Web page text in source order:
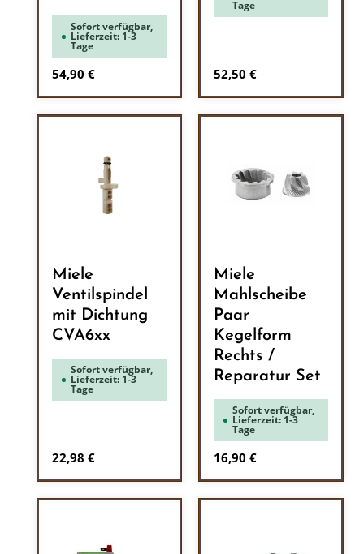
Sofort verfügbar,
Lieferzeit: 1-3
Tage
Regulärer Preis:
54,90 €
Tage
Regulärer Preis:
52,50 €
Miele
Ventilspindel
mit Dichtung
CVA6xx
Sofort verfügbar,
Lieferzeit: 1-3
Tage
Regulärer Preis:
22,98 €
Miele
Mahlscheibe
Paar
Kegelform
Rechts /
Reparatur Set
Sofort verfügbar,
Lieferzeit: 1-3
Tage
Regulärer Preis:
16,90 €